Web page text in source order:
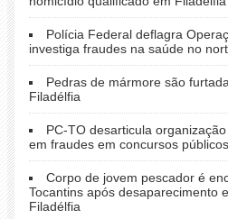
Polícia Federal deflagra
investiga fraudes na saúde no
Pedras de mármore são
Filadélfia
PC-TO desarticula
em fraudes em concursos públicos
Corpo de jovem pescador é
Tocantins após desaparecimento
Filadélfia